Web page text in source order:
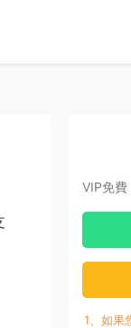
VIP免費
1、如果